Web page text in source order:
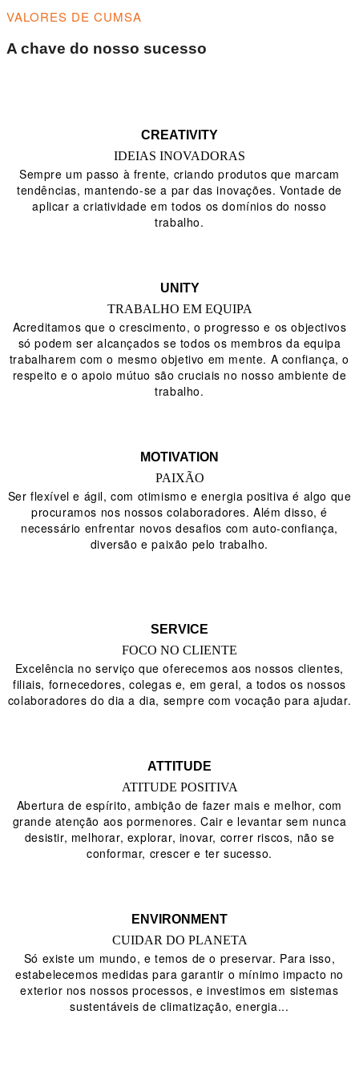
VALORES DE CUMSA
A chave do nosso sucesso
CREATIVITY
IDEIAS INOVADORAS
Sempre um passo à frente, criando produtos que marcam
tendências, mantendo-se a par das inovações. Vontade de
aplicar a criatividade em todos os domínios do nosso
trabalho.
UNITY
TRABALHO EM EQUIPA
Acreditamos que o crescimento, o progresso e os objectivos
só podem ser alcançados se todos os membros da equipa
trabalharem com o mesmo objetivo em mente. A confiança, o
respeito e o apoio mútuo são cruciais no nosso ambiente de
trabalho.
MOTIVATION
PAIXÃO
Ser flexível e ágil, com otimismo e energia positiva é algo que
procuramos nos nossos colaboradores. Além disso, é
necessário enfrentar novos desafios com auto-confiança,
diversão e paixão pelo trabalho.
SERVICE
FOCO NO CLIENTE
Excelência no serviço que oferecemos aos nossos clientes,
filiais, fornecedores, colegas e, em geral, a todos os nossos
colaboradores do dia a dia, sempre com vocação para ajudar.
ATTITUDE
ATITUDE POSITIVA
Abertura de espírito, ambição de fazer mais e melhor, com
grande atenção aos pormenores. Cair e levantar sem nunca
desistir, melhorar, explorar, inovar, correr riscos, não se
conformar, crescer e ter sucesso.
ENVIRONMENT
CUIDAR DO PLANETA
Só existe um mundo, e temos de o preservar. Para isso,
estabelecemos medidas para garantir o mínimo impacto no
exterior nos nossos processos, e investimos em sistemas
sustentáveis de climatização, energia...